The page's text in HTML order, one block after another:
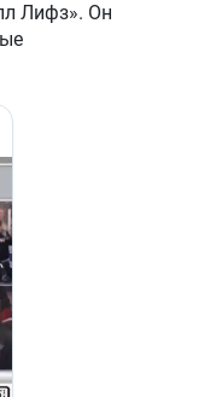
Лифз». Он